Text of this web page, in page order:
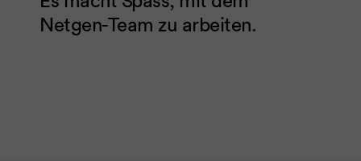
Netgen-Team zu arbeiten.